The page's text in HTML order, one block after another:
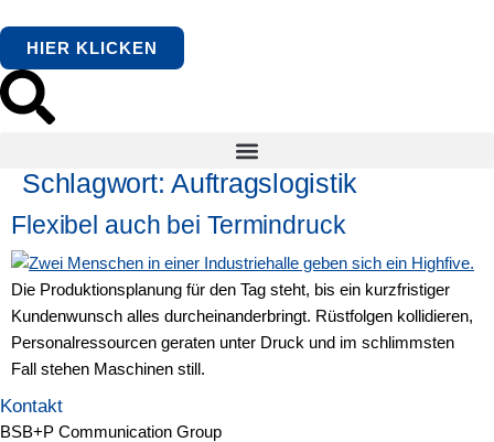
springen
HIER KLICKEN
Schlagwort:Auftragslogistik
Flexibel auch bei Termindruck
Die Produktionsplanung für den Tag steht, bis ein kurzfristiger
Kundenwunsch alles durcheinanderbringt. Rüstfolgen kollidieren,
Personalressourcen geraten unter Druck und im schlimmsten
Fall stehen Maschinen still.
Kontakt
BSB+P Communication Group